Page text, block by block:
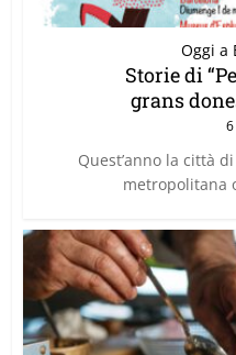
Oggi a
Storie di
grans
Quest’anno la città
metropolitana